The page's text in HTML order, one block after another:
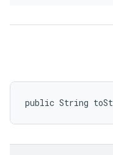
public String